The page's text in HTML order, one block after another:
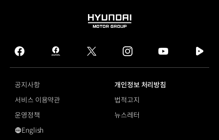
HYUNDAI
GROUP
facebook
hmg
journal
twitter instagram
tv
공지사항
개인정보 처리방침
서비스 이용약관
법적고지
운영정책
뉴스레터
#인공지능
English